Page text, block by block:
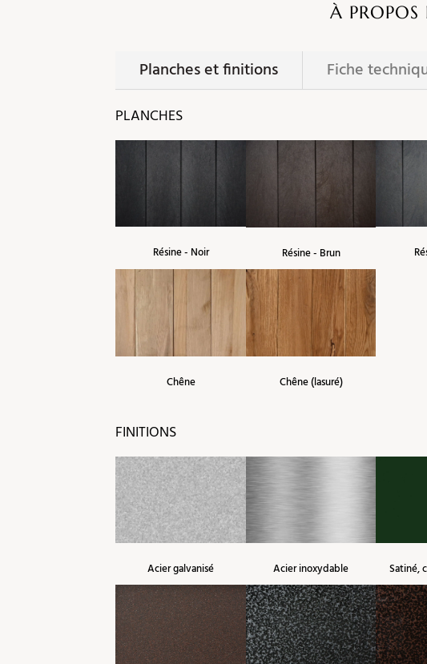
À PROPOS
Planches et finitions Fiche
PLANCHES
Résine - Noir Résine - Brun
Chêne Chêne (lasuré)
FINITIONS
Acier galvanisé Acier inoxydable Satiné,